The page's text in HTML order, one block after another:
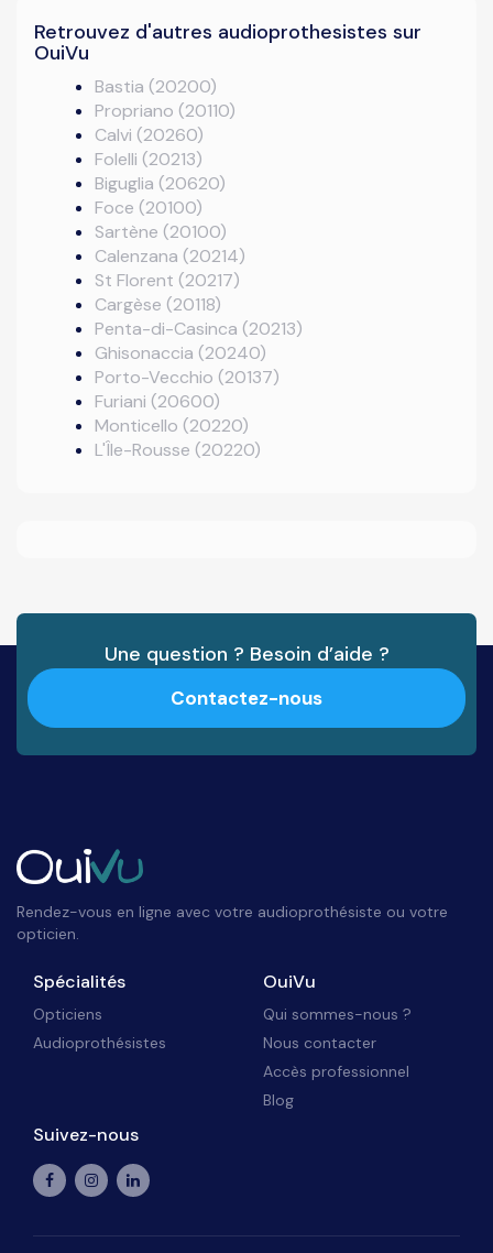
Retrouvez d'autres audioprothesistes sur
OuiVu
Bastia (20200)
Propriano (20110)
Calvi (20260)
Folelli (20213)
Biguglia (20620)
Foce (20100)
Sartène (20100)
Calenzana (20214)
St Florent (20217)
Cargèse (20118)
Penta-di-Casinca (20213)
Ghisonaccia (20240)
Porto-Vecchio (20137)
Furiani (20600)
Monticello (20220)
L'Île-Rousse (20220)
Une question ? Besoin d’aide ?
Contactez-nous
Rendez-vous en ligne avec votre audioprothésiste ou votre
opticien.
Spécialités
Opticiens
Audioprothésistes
OuiVu
Qui sommes-nous ?
Nous contacter
Accès professionnel
Blog
Suivez-nous